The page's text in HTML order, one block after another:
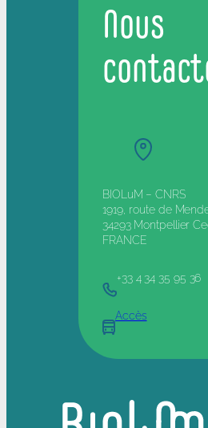
Nous
BIOLuM – CNRS
1919, route de
34293 Montpellier
FRANCE
+33 4 34 35 95 36
Accès